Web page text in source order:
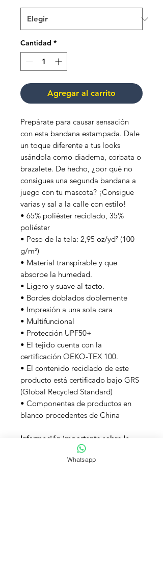
Cantidad *
Agregar al carrito
Prepárate para causar sensación
con esta bandana estampada. Dale
un toque diferente a tus looks
usándola como diadema, corbata o
brazalete. De hecho, ¿por qué no
consigues una segunda bandana a
juego con tu mascota? ¡Consigue
varias y sal a la calle con estilo!
• 65% poliéster reciclado, 35%
poliéster
• Peso de la tela: 2,95 oz/yd² (100
g/m²)
• Material transpirable y que
absorbe la humedad.
• Ligero y suave al tacto.
• Bordes doblados doblemente
• Impresión a una sola cara
• Multifuncional
• Protección UPF50+
• El tejido cuenta con la
certificación OEKO-TEX 100.
• El contenido reciclado de este
producto está certificado bajo GRS
(Global Recycled Standard)
• Componentes de productos en
blanco procedentes de China
Información importante sobre la
: La bandana más pequeña es
para usar como accesorio de bolso
Whatsapp